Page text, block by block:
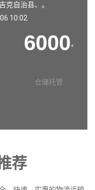
克自治县、。
10:02
6000+
仓储托管
荐